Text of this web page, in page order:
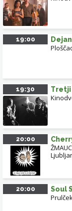
19:00
19:30
20:00
20:00 Soul